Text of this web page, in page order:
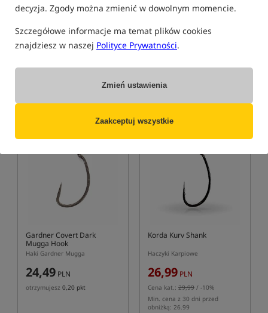
decyzja. Zgody można zmienić w dowolnym momencie.
Szczegółowe informacje ma temat plików cookies
znajdziesz w naszej Polityce Prywatności.
Zmień ustawienia
Zaakceptuj wszystkie
Korda Kamakura Krank
Hooks
Haczyki Karpiowe
36,99
Cena kat.:39,99/ -8%
Korda Kamakura Krank
Barbless Hooks
Haczyki Karpiowe
39,99
otrzymujesz0,35 pkt
Bestseller! 5,0
Gardner Covert Dark
Mugga Hook
Haki Gardner Mugga
24,49 PLN
otrzymujesz 0,20 pkt
Promocja 5,0
Korda Kurv Shank
Haczyki Karpiowe
26,99 PLN
Cena kat.: 29,99 / -10%
Min. cena z 30 dni przed
obniżką: 26.99